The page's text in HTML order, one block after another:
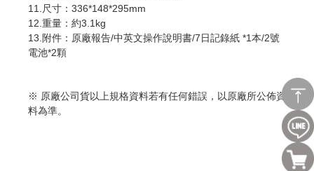
11.尺寸：336*148*295mm
12.重量：約3.1kg
13.附件：原廠報告/中英文操作說明書/7日記錄紙 *1本/2號
電池*2顆
※ 原廠公司貨以上規格資料若有任何錯誤，以原廠所公佈資
料為準。